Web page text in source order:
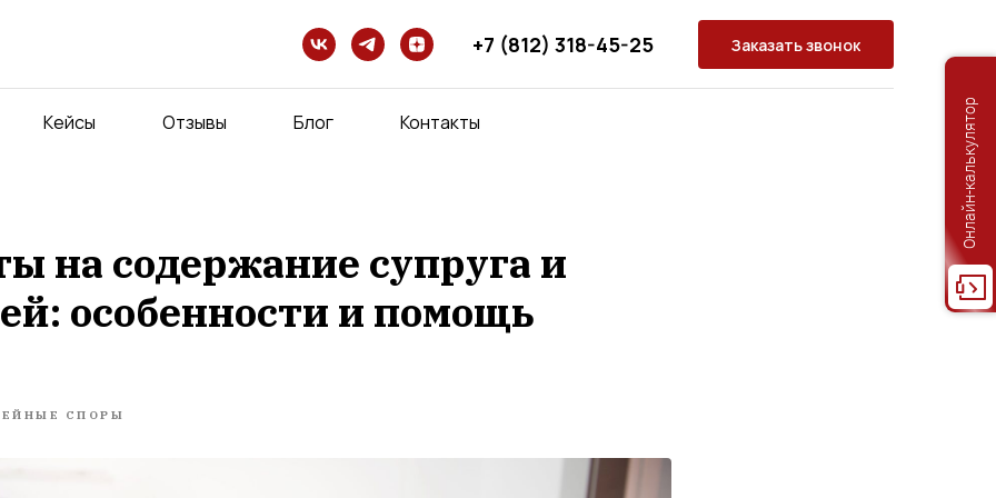
+7 (812) 318-45-25 Заказать звонок
Кейсы Отзывы Блог Контакты
на содержание супруга и
особенности и помощь
СПОРЫ
Онлайн-калькулятор